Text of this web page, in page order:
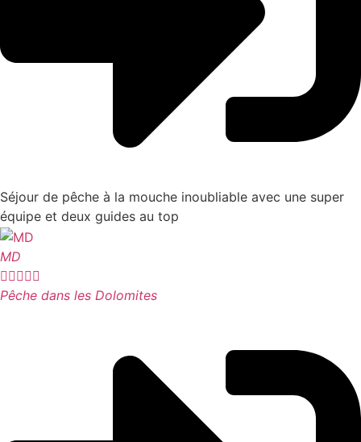
Séjour de pêche à la mouche inoubliable avec une super
équipe et deux guides au top
MD

Pêche dans les Dolomites